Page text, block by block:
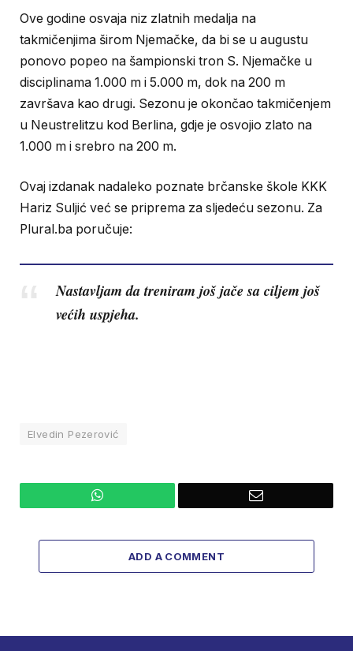
Ove godine osvaja niz zlatnih medalja na
takmičenjima širom Njemačke, da bi se u augustu
ponovo popeo na šampionski tron S. Njemačke u
disciplinama 1.000 m i 5.000 m, dok na 200 m
završava kao drugi. Sezonu je okončao takmičenjem
u Neustrelitzu kod Berlina, gdje je osvojio zlato na
1.000 m i srebro na 200 m.
Ovaj izdanak nadaleko poznate brčanske škole KKK
Hariz Suljić već se priprema za sljedeću sezonu. Za
Plural.ba poručuje:
Nastavljam da treniram još jače sa ciljem još
većih uspjeha.
Elvedin Pezerović
WhatsApp Email
ADD A COMMENT